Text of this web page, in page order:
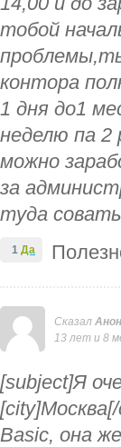
тобой
контора
1 дня до1
неделю па
можно
за
туда
1 Да
Сказал
13 лет и 8
[subject]Я
Basic, она